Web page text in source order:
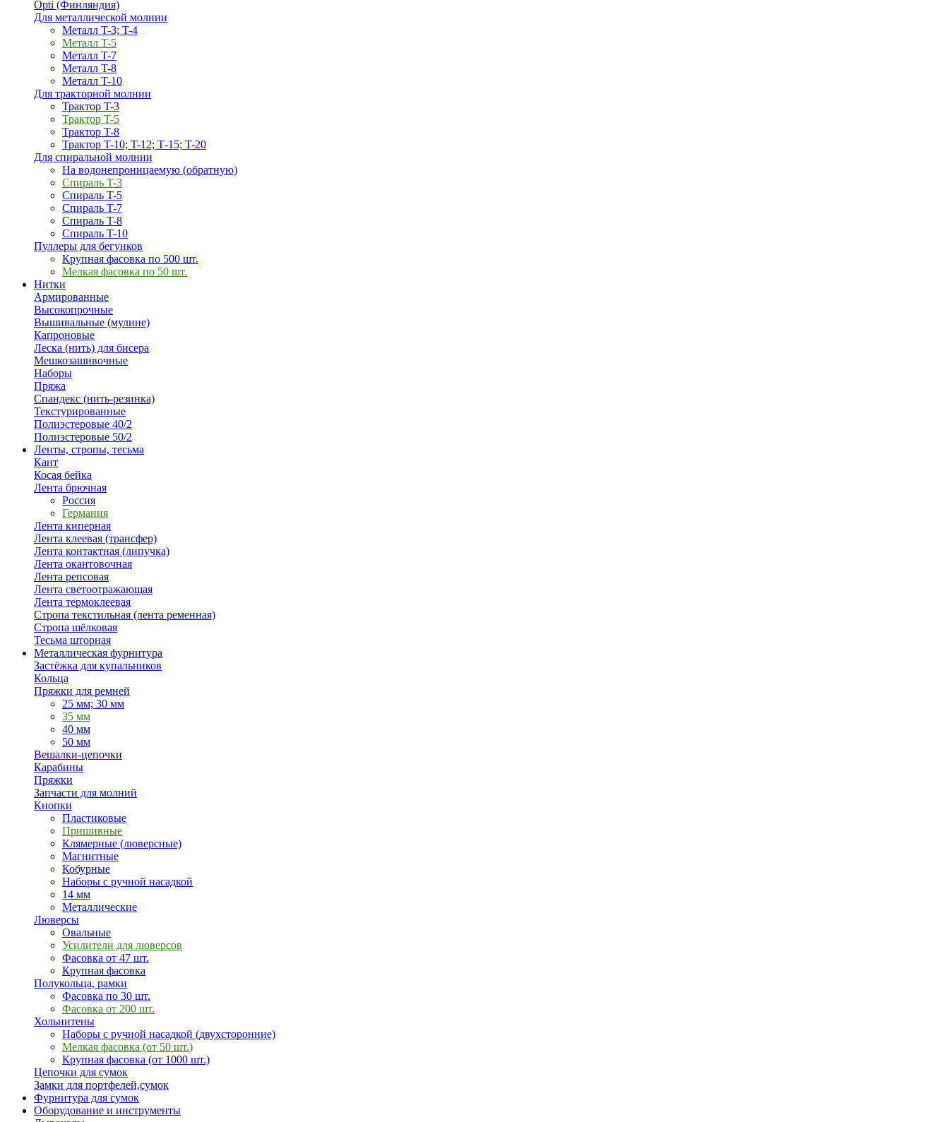
Opti (Финляндия)
Для металлической молнии
Металл T-3; T-4
Металл T-5
Металл T-7
Металл T-8
Металл T-10
Для тракторной молнии
Трактор T-3
Трактор T-5
Трактор T-8
Трактор T-10; T-12; Т-15; T-20
Для спиральной молнии
На водонепроницаемую (обратную)
Спираль T-3
Спираль T-5
Спираль T-7
Спираль T-8
Спираль T-10
Пуллеры для бегунков
Крупная фасовка по 500 шт.
Мелкая фасовка по 50 шт.
Нитки
Армированные
Высокопрочные
Вышивальные (мулине)
Капроновые
Леска (нить) для бисера
Мешкозашивочные
Наборы
Пряжа
Спандекс (нить-резинка)
Текстурированные
Полиэстеровые 40/2
Полиэстеровые 50/2
Ленты, стропы, тесьма
Кант
Косая бейка
Лента брючная
Россия
Германия
Лента киперная
Лента клеевая (трансфер)
Лента контактная (липучка)
Лента окантовочная
Лента репсовая
Лента светоотражающая
Лента термоклеевая
Стропа текстильная (лента ременная)
Стропа шёлковая
Тесьма шторная
Металлическая фурнитура
Застёжка для купальников
Кольца
Пряжки для ремней
25 мм; 30 мм
35 мм
40 мм
50 мм
Вешалки-цепочки
Карабины
Пряжки
Запчасти для молний
Кнопки
Пластиковые
Пришивные
Клямерные (люверсные)
Магнитные
Кобурные
Наборы с ручной насадкой
14 мм
Металлические
Люверсы
Овальные
Усилители для люверсов
Фасовка от 47 шт.
Крупная фасовка
Полукольца, рамки
Фасовка по 30 шт.
Фасовка от 200 шт.
Хольнитены
Наборы с ручной насадкой (двухсторонние)
Мелкая фасовка (от 50 шт.)
Крупная фасовка (от 1000 шт.)
Цепочки для сумок
Замки для портфелей,сумок
Фурнитура для сумок
Оборудование и инструменты